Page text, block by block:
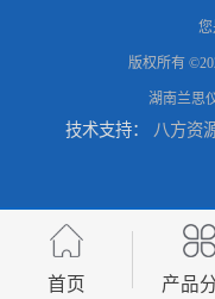
版权所有
湖南兰思
技术支持： 八方资
首页 产品